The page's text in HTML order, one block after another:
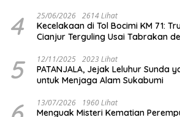
4 25/06/2026 2614 Lihat
Kecelakaan di Tol Bocimi KM 71:
Cianjur Terguling Usai Tabrakan
5 12/11/2025 2023 Lihat
PATANJALA, Jejak Leluhur Sunda
untuk Menjaga Alam Sukabumi
13/07/2026 1960 Lihat
Menguak Misteri Kematian